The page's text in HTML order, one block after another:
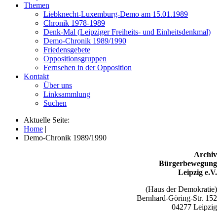
Themen
Liebknecht-Luxemburg-Demo am 15.01.1989
Chronik 1978-1989
Denk-Mal (Leipziger Freiheits- und Einheitsdenkmal)
Demo-Chronik 1989/1990
Friedensgebete
Oppositionsgruppen
Fernsehen in der Opposition
Kontakt
Über uns
Linksammlung
Suchen
Aktuelle Seite:
Home |
Demo-Chronik 1989/1990
Archiv
Bürgerbewegung
Leipzig e.V.
(Haus der Demokratie)
Bernhard-Göring-Str. 152
04277 Leipzig